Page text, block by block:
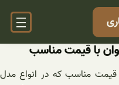
با قیمت مناسب
قیمت مناسب که در انواع مدل